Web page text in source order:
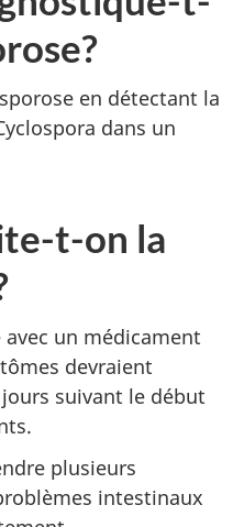
en détectant la
dans un
t-on la
un médicament
devraient
suivant le début
plusieurs
intestinaux